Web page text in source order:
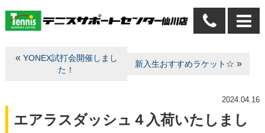
« YONEX試打会開催しまし
た！
新入生おすすめラケット☆ »
2024.04.16
エアラスダッシュ４入荷いたしまし